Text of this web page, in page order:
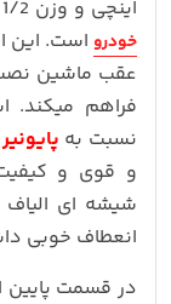
اینچی و وزن 1/2 کیلوگرم، یکی از بهترین انواع
خودرو است. این
عقب ماشین
فراهم میکند.
نسبت به پایونیر
و قوی و
شیشه ای
انعطاف خوبی
در قسمت پایین